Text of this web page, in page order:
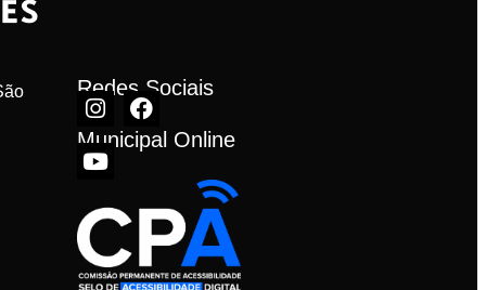
Redes Sociais
Municipal Online